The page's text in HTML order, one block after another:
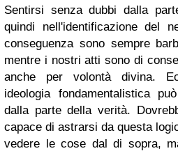
Sentirsi senza dubbi dalla
quindi nell'identificazione del
conseguenza sono sempre
mentre i nostri atti sono di
anche per volontà divina.
ideologia fondamentalistica
dalla parte della verità.
capace di astrarsi da questa
vedere le cose dal di sopra,